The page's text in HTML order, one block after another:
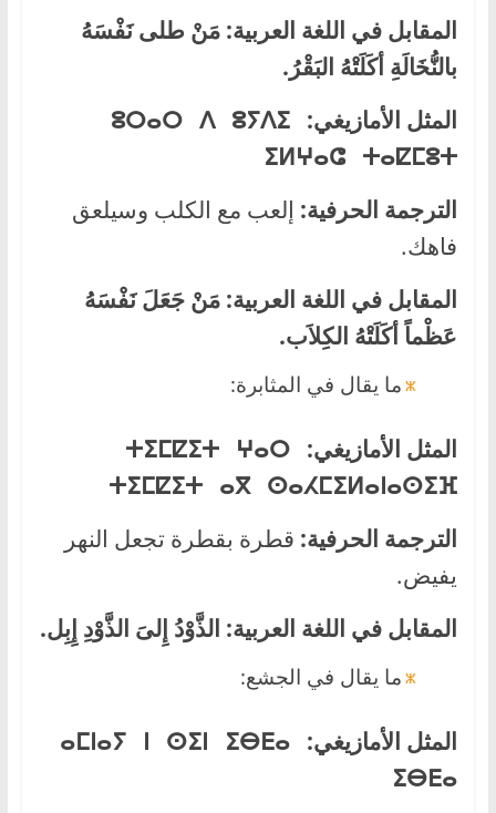
المقابل في اللغة العربية: مَنْ طلى نَفْسَهُ
بالنُّخَالَةِ أكَلَتْهُ البَقْرُ.
المثل الأمازيغي: ⵓⵔⴰⵔ ⴷ ⵓⵢⴷⵉ
ⵉⵍⵖⴰⵛ ⵜⴰⵇⵎⵓⵜ
الترجمة الحرفية: إلعب مع الكلب وسيلعق
فاهك.
المقابل في اللغة العربية: مَنْ جَعَلَ نَفْسَهُ
عَظْماً أكَلَتْهُ الكِلاَب.
ما يقال في المثابرة:
المثل الأمازيغي: ⵜⵉⵎⵇⵉⵜ ⵖⴰⵔ
ⵜⵉⵎⵇⵉⵜ ⴰⴳ ⵙⴰⵃⵎⵉⵍⴰⵏⴰⵙⵉⴼ
الترجمة الحرفية: قطرة بقطرة تجعل النهر
يفيض.
المقابل في اللغة العربية: الذَّوْدُ إِلىَ الذَّوْدِ إِبِل.
ما يقال في الجشع:
المثل الأمازيغي: ⴰⵎⵏⴰⵢ ⵏ ⵙⵉⵏ ⵉⴱⴹⴰ
ⵉⴱⴹⴰ